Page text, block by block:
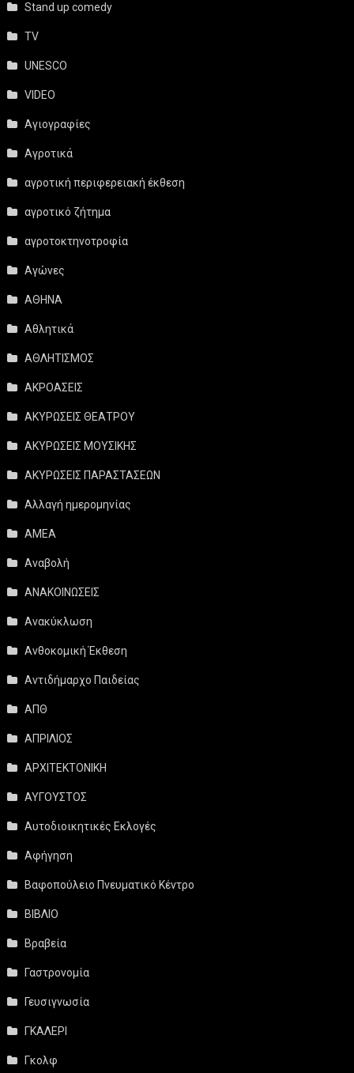
Stand up comedy
TV
UNESCO
VIDEO
Αγιογραφίες
Αγροτικά
αγροτική περιφερειακή έκθεση
αγροτικό ζήτημα
αγροτοκτηνοτροφία
Αγώνες
ΑΘΗΝΑ
Αθλητικά
ΑΘΛΗΤΙΣΜΟΣ
ΑΚΡΟΑΣΕΙΣ
ΑΚΥΡΩΣΕΙΣ ΘΕΑΤΡΟΥ
ΑΚΥΡΩΣΕΙΣ ΜΟΥΣΙΚΗΣ
ΑΚΥΡΩΣΕΙΣ ΠΑΡΑΣΤΑΣΕΩΝ
Αλλαγή ημερομηνίας
ΑΜΕΑ
Αναβολή
ΑΝΑΚΟΙΝΩΣΕΙΣ
Ανακύκλωση
Ανθοκομική Έκθεση
Αντιδήμαρχο Παιδείας
ΑΠΘ
ΑΠΡΙΛΙΟΣ
ΑΡΧΙΤΕΚΤΟΝΙΚΗ
ΑΥΓΟΥΣΤΟΣ
Αυτοδιοικητικές Εκλογές
Αφήγηση
Βαφοπούλειο Πνευματικό Κέντρο
ΒΙΒΛΙΟ
Βραβεία
Γαστρονομία
Γευσιγνωσία
ΓΚΑΛΕΡΙ
Γκολφ